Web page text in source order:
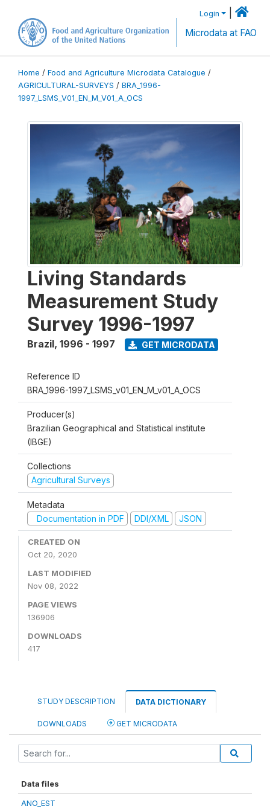
Login
Microdata at FAO
Home / Food and Agriculture Microdata Catalogue /
AGRICULTURAL-SURVEYS / BRA_1996-
1997_LSMS_V01_EN_M_V01_A_OCS
Living Standards
Measurement Study
Survey 1996-1997
Brazil, 1996 - 1997 GET MICRODATA
Reference ID
BRA_1996-1997_LSMS_v01_EN_M_v01_A_OCS
Producer(s)
Brazilian Geographical and Statistical institute
(IBGE)
Collections
Agricultural Surveys
Metadata
Documentation in PDF
DDI/XML JSON
CREATED ON
Oct 20, 2020
LAST MODIFIED
Nov 08, 2022
PAGE VIEWS
136906
DOWNLOADS
417
STUDY DESCRIPTION DATA DICTIONARY
DOWNLOADS GET MICRODATA
Data files
ANO_EST